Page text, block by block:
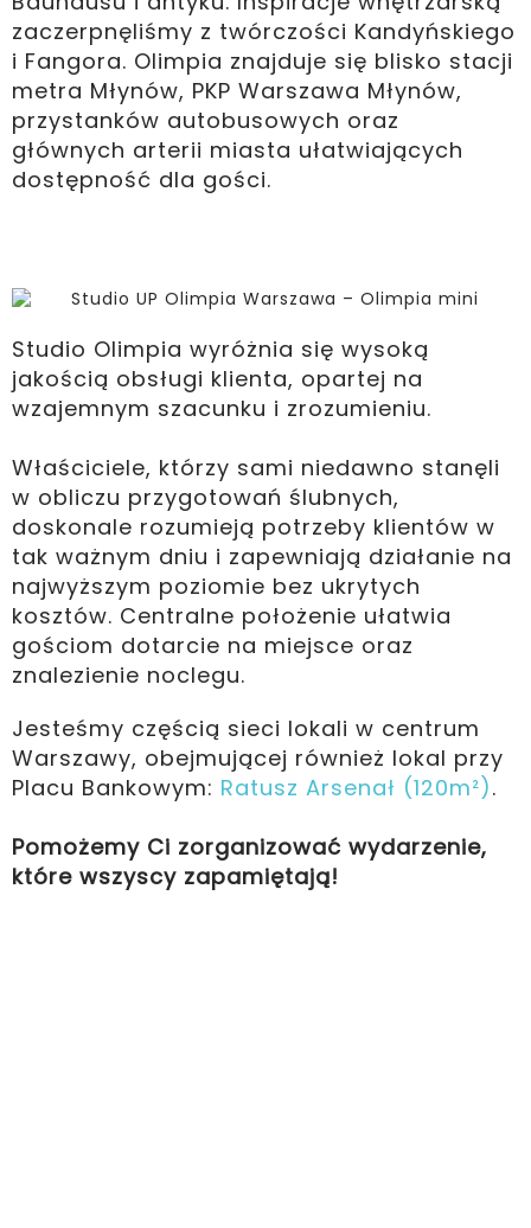
zaczerpnęliśmy z twórczości Kandyńskiego
i Fangora. Olimpia znajduje się blisko stacji
metra Młynów, PKP Warszawa Młynów,
przystanków autobusowych oraz
głównych arterii miasta ułatwiających
dostępność dla gości.
Studio Olimpia wyróżnia się wysoką
jakością obsługi klienta, opartej na
wzajemnym szacunku i zrozumieniu.
Właściciele, którzy sami niedawno stanęli
w obliczu przygotowań ślubnych,
doskonale rozumieją potrzeby klientów w
tak ważnym dniu i zapewniają działanie na
najwyższym poziomie bez ukrytych
kosztów. Centralne położenie ułatwia
gościom dotarcie na miejsce oraz
znalezienie noclegu.
Jesteśmy częścią sieci lokali w centrum
Warszawy, obejmującej również lokal przy
Placu Bankowym: Ratusz Arsenał (120m²).
Pomożemy Ci zorganizować wydarzenie,
które wszyscy zapamiętają!